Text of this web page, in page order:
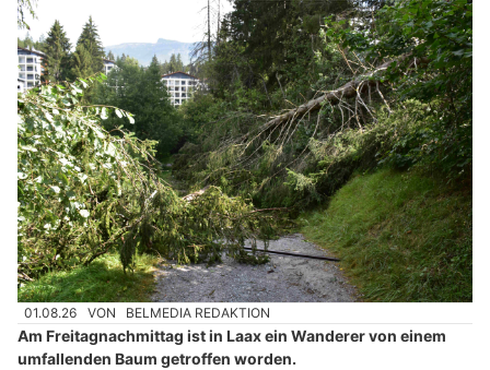
01.08.26 VON BELMEDIA REDAKTION
Am Freitagnachmittag ist in Laax ein Wanderer von einem
umfallenden Baum getroffen worden.